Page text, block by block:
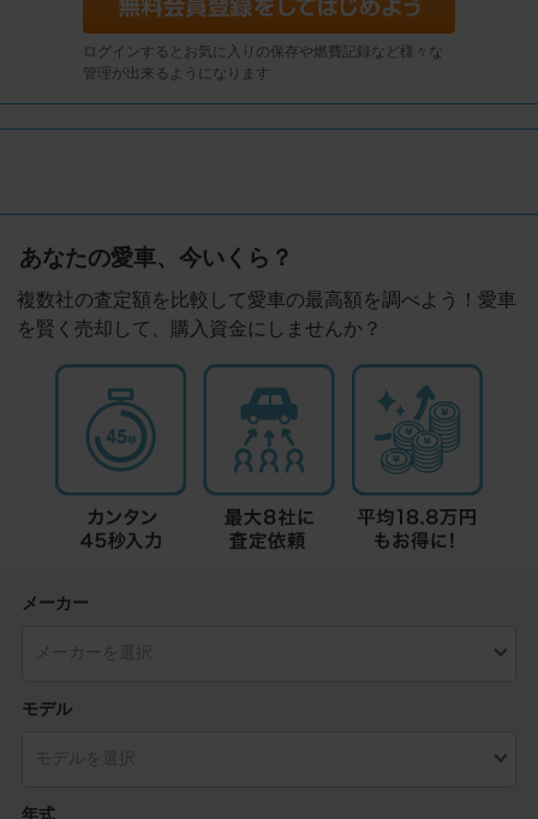
ログインするとお気に入りの保存や燃費記録など様々な
管理が出来るようになります
あなたの愛車、今いくら？
複数社の査定額を比較して愛車の最高額を調べよう！愛車
を賢く売却して、購入資金にしませんか？
メーカー
モデル
年式